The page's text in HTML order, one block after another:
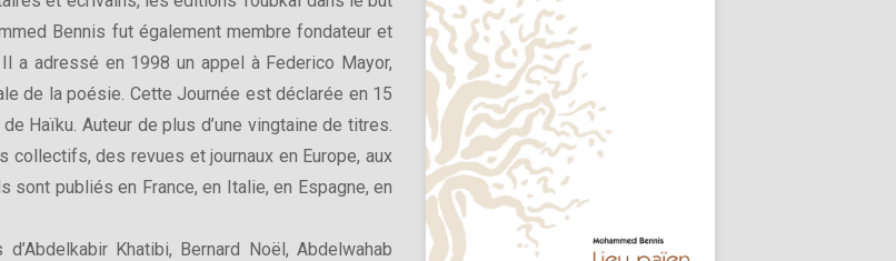
Bennis fut également membre fondateur et
a adressé en 1998 un appel à Federico Mayor,
de la poésie. Cette Journée est déclarée en 15
Haïku. Auteur de plus d’une vingtaine de titres.
des revues et journaux en Europe, aux
publiés en France, en Italie, en Espagne, en
Khatibi, Bernard Noël, Abdelwahab